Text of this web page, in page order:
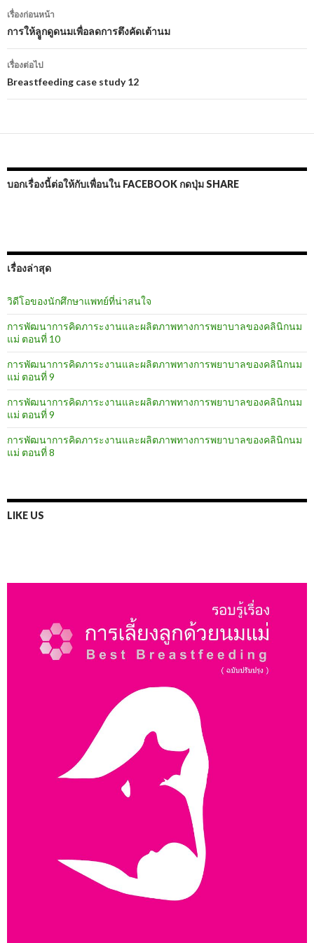
เมนู
นำทาง
เรื่อง
เรื่องก่อนหน้า
การให้ลููกดูดนมเพื่อลดการตึงคัดเต้านม
เรื่องต่อไป
Breastfeeding case study 12
บอกเรื่องนี้ต่อให้กับเพื่อนใน FACEBOOK กดปุ่ม SHARE
เรื่องล่าสุด
วิดีโอของนักศึกษาแพทย์ที่น่าสนใจ
การพัฒนาการคิดภาระงานและผลิตภาพทางการพยาบาลของคลินิกนม
แม่ ตอนที่ 10
การพัฒนาการคิดภาระงานและผลิตภาพทางการพยาบาลของคลินิกนม
แม่ ตอนที่ 9
การพัฒนาการคิดภาระงานและผลิตภาพทางการพยาบาลของคลินิกนม
แม่ ตอนที่ 9
การพัฒนาการคิดภาระงานและผลิตภาพทางการพยาบาลของคลินิกนม
แม่ ตอนที่ 8
LIKE US